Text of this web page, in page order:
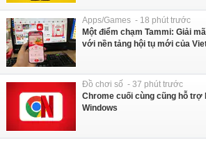
Apps/Games - 18 phút trước
Một điểm chạm Tammi: Giải
với nền tảng hội tụ mới của
Đồ chơi số - 37 phút trước
Chrome cuối cùng cũng hỗ
Windows